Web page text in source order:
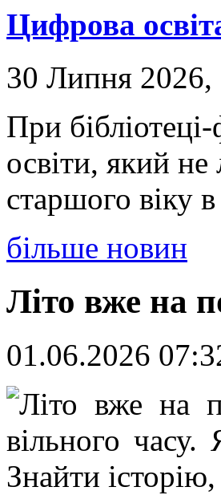
Цифрова
30 Липня 2026,
При
освіти, який
старшого віку в
більше новин
Літо вже на
01.06.2026
Літо вже на
вільного
Знайти